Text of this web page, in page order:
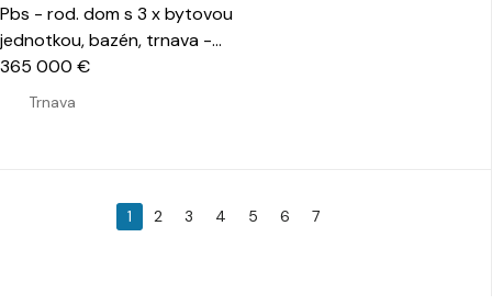
Pbs - rod. dom s 3 x bytovou
jednotkou, bazén, trnava -
Vajslova…
Trnava
365 000 €
1 2 3 4 5 6 7